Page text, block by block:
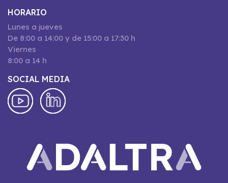
HORARIO
Lunes a jueves
De 8:00 a 14:00 y de 15:00 a 17:30 h
Viernes
8:00 a 14 h
SOCIAL MEDIA